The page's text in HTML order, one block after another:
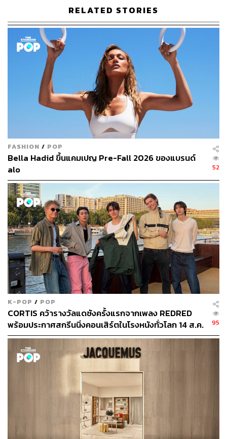
อันที่จริงตั้งแต่ก่อนที่นายกเทศมนตรีนครลอสแอนเจลิสจะ
ประกาศมาตรการดังกล่าว ร้านกาแฟและร้านอาหารหลาย
ร้านก็เริ่มทยอยรับมือกับการระบาดของโควิด-19 ในระดับ
ต่างๆ กันแล้ว ร้านอาหารบางร้านปิดให้บริการ เนื่องมาจาก
จำนวนลูกค้าที่ลดลงจากความกังวลเรื่องโควิด-19 ร้านกาแฟ
บางแห่งลดระยะเวลาให้บริการต่อวันลง ในขณะที่สตาร์บัคส์
เก็บเก้าอี้ออกจากร้านทั้งหมด และลดการบริการเป็น Grab
and Go เท่านั้น แต่ทั้งหมดนี้ไม่ได้ส่งผลให้โคเรียทาวน์
เงียบเหงาน้อยกว่าเดิมเท่าใดนัก
จนกระทั่งเมื่อที่นายกเทศมนตรีมีคำสั่งชัดเจนในวันที่ 15
มีนาคม ร้านรวงในโคเรียทาวน์ในวันที่ 16 จึงว่างเปล่าอย่าง
น่าประหลาด ร้านอาหารและร้านกาแฟที่นี่ยังคงให้บริการ
อย่างปกติ เพียงแต่มาตรการห้ามลูกค้านั่งในร้านทำให้ร้าน
หลายร้านยกเก้าอี้ขึ้นพาดบนโต๊ะ พร้อมติดป้ายกระดาษหน้า
ร้านว่าให้บริการเพื่อนำกลับไปรับประทานที่บ้านหรือนำส่งที่
บ้านเท่านั้น บางร้านทิ้งให้ไฟภายในร้านมืดเพราะไม่จำเป็น
ต้องเปิดส่องสว่างเพื่อลูกค้าที่นั่งสังสรรค์อยู่ภายในร้านอีกต่อ
ไป และเมื่อไม่จำเป็นต้องเดินทางมารับประทานอาหารใน
ย่านนี้อีกแล้ว ถนนในโคเรียทาวน์จึงโล่งราวกับกรุงเทพฯ ใน
ยามสงกรานต์อย่างผิดปกติ
RELATED STORIES
FASHION / POP
Bella Hadid ขึ้นแคมเปญ Pre-Fall 2026 ของแบรนด์
alo
52
K-POP / POP
CORTIS คว้ารางวัลแดซังครั้งแรกจากเพลง REDRED
พร้อมประกาศสกรีนนิ่งคอนเสิร์ตในโรงหนังทั่วโลก 14 ส.ค.
นี้
95